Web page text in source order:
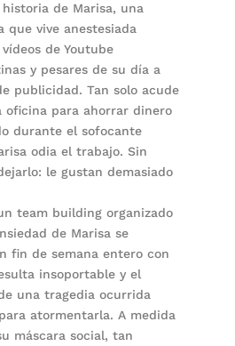
de Marisa, una
vive anestesiada
de Youtube
y pesares de su día a
publicidad. Tan solo acude
oficina para ahorrar dinero
durante el sofocante
odia el trabajo. Sin
le gustan demasiado
team building organizado
de Marisa se
fin de semana entero con
insoportable y el
una tragedia ocurrida
atormentarla. A medida
máscara social, tan